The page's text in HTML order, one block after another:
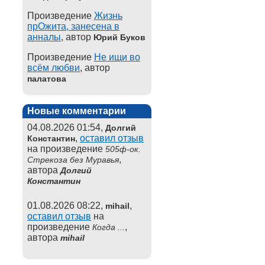
Произведение Жизнь
прОжита, занесена в
анналы, автор Юрий Буков
Произведение Не ищи во
всём любви, автор
палатова
Новые комментарии
04.08.2026 01:54, Долгий
Константин, оставил отзыв
на произведение 505ф-ок.
Стрекоза без Муравья,
автораДолгий
Константин
01.08.2026 08:22, mihail,
оставил отзыв на
произведение Когда ... ,
автора mihail